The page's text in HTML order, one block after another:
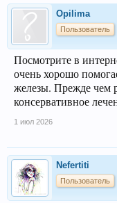
Opilima
Пользователь
Посмотрите в
очень хорошо
железы. Прежде чем
консервативное
1 июл 2026
Nefertiti
Пользователь